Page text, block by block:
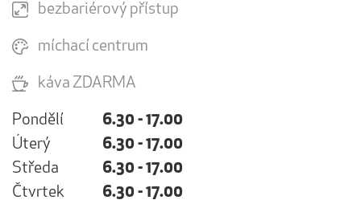
bezbariérový přístup
míchací centrum
káva ZDARMA
Pondělí
6.30 - 17.00
Úterý
6.30 - 17.00
Středa
6.30 - 17.00
Čtvrtek
6.30 - 17.00